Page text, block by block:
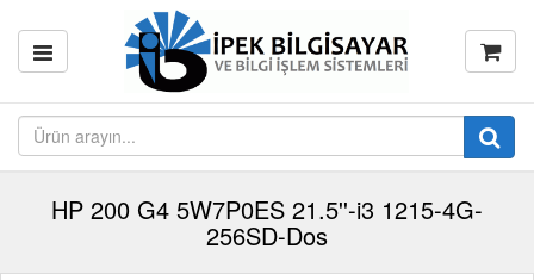
HP 200 G4 5W7P0ES 21.5''-i3 1215-4G-
256SD-Dos